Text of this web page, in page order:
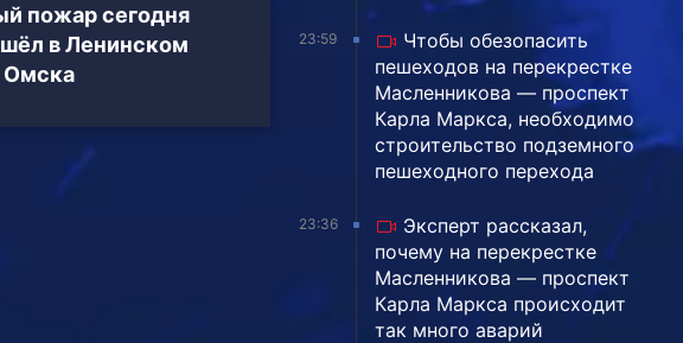
пожар сегодня
в Ленинском
Омска
23:59
Чтобы обезопасить
пешеходов на перекрестке
Масленникова — проспект
Карла Маркса, необходимо
строительство подземного
пешеходного перехода
23:36
Эксперт рассказал,
почему на перекрестке
Масленникова — проспект
Карла Маркса происходит
так много аварий